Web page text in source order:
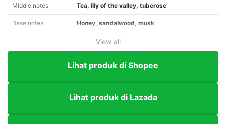
Middle notes Tea, lily of the valley, tuberose
Base notes Honey, sandalwood, musk
View all
Lihat produk di Shopee
Lihat produk di Lazada